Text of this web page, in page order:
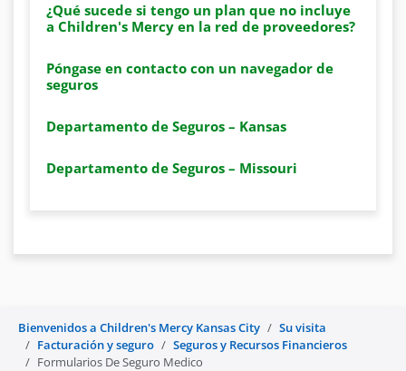
¿Qué sucede si tengo un plan que no incluye
a Children's Mercy en la red de proveedores?
Póngase en contacto con un navegador de
seguros
Departamento de Seguros – Kansas
Departamento de Seguros – Missouri
Bienvenidos a Children's Mercy Kansas City
Su visita
Facturación y seguro
Seguros y Recursos Financieros
Formularios De Seguro Medico